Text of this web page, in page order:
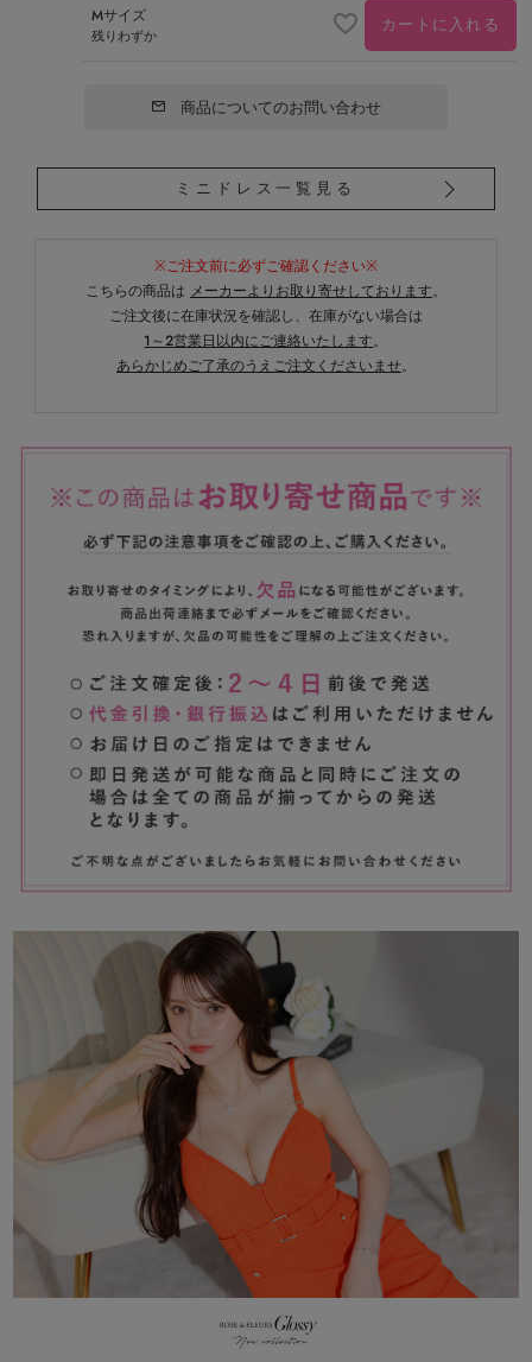
Mサイズ
残りわずか カートに入れる
商品についてのお問い合わせ
ミニドレス一覧見る
※ご注文前に必ずご確認ください※
こちらの商品は メーカーよりお取り寄せしております。
ご注文後に在庫状況を確認し、在庫がない場合は
1～2営業日以内にご連絡いたします。
あらかじめご了承のうえご注文くださいませ。